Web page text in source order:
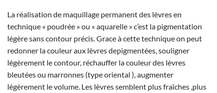
La réalisation de maquillage permanent des lèvres en
technique « poudrée » ou « aquarelle » c’est la pigmentation
légère sans contour précis. Grace à cette technique on peut
redonner la couleur aux lèvres depigmentées, souligner
légèrement le contour, réchauffer la couleur des lèvres
bleutées ou marronnes (type oriental ), augmenter
légèrement le volume. Les lèvres semblent plus fraîches ,plus